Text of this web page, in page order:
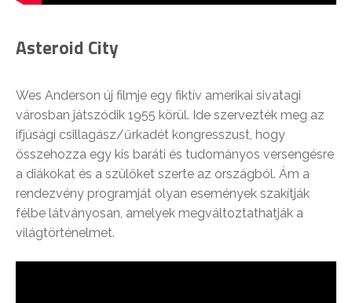
Asteroid City
Wes Anderson új filmje egy fiktív amerikai sivatagi
városban játszódik 1955 körül. Ide szervezték meg az
ifjúsági csillagász/űrkadét kongresszust, hogy
összehozza egy kis baráti és tudományos versengésre
a diákokat és a szülőket szerte az országból. Ám a
rendezvény programját olyan események szakítják
félbe látványosan, amelyek megváltoztathatják a
világtörténelmet.